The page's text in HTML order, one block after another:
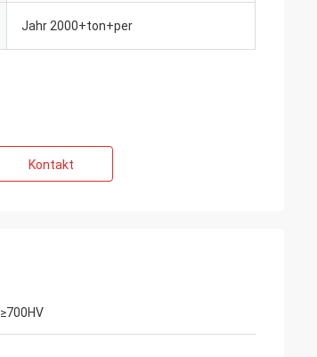
Jahr 2000+ton+per
Kontakt
≥700HV